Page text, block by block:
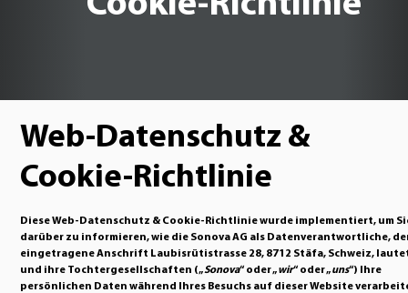
Web-Datenschutz &
Cookie-Richtlinie
Diese Web-Datenschutz & Cookie-Richtlinie wurde implementiert, um
darüber zu informieren, wie die Sonova AG als Datenverantwortliche,
eingetragene Anschrift Laubisrütistrasse 28, 8712 Stäfa, Schweiz,
und ihre Tochtergesellschaften („Sonova“ oder „wir“ oder „uns“) Ihre
persönlichen Daten während Ihres Besuchs auf dieser Website